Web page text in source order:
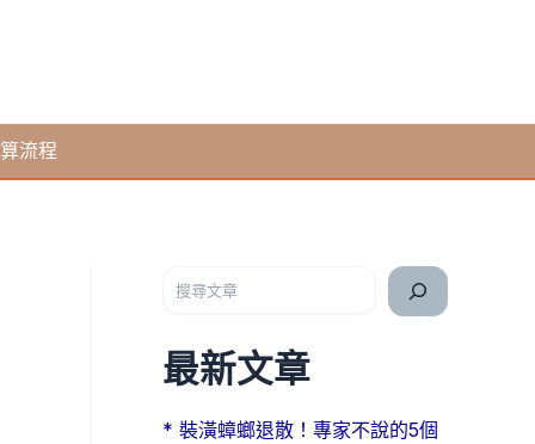
流程
最新文章
* 裝潢蟑螂退散！專家不說的5個